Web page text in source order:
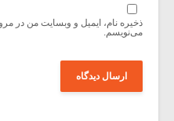
ذخیره نام، ایمیل و وبسایت من در
می‌نویسم.